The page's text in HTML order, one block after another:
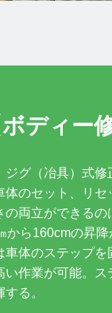
ディー修
グ（冶具）式修
体のセット、リセ
両立ができるの
から160cmの昇
車体のステップ
い作業が可能。
る。